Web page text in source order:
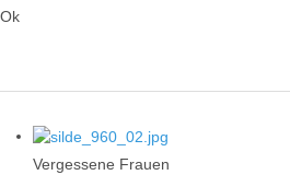
Ok
Vergessene Frauen